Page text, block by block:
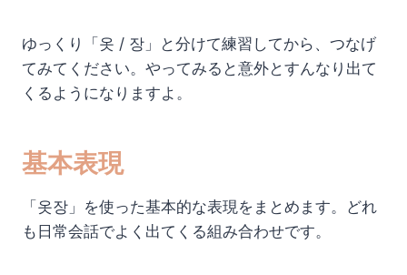
ゆっくり「옷 / 장」と分けて練習してから、つなげ
てみてください。やってみると意外とすんなり出て
くるようになりますよ。
基本表現
「옷장」を使った基本的な表現をまとめます。どれ
も日常会話でよく出てくる組み合わせです。